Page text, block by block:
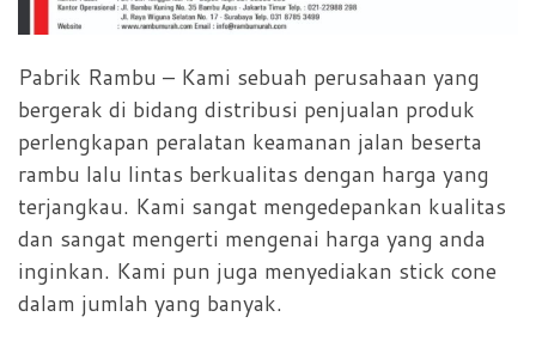
Pabrik Rambu – Kami sebuah perusahaan yang
bergerak di bidang distribusi penjualan produk
perlengkapan peralatan keamanan jalan beserta
rambu lalu lintas berkualitas dengan harga yang
terjangkau. Kami sangat mengedepankan kualitas
dan sangat mengerti mengenai harga yang anda
inginkan. Kami pun juga menyediakan stick cone
dalam jumlah yang banyak.